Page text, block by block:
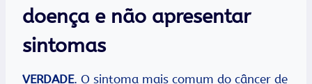
doença e não apresentar
sintomas
VERDADE. O sintoma mais comum do câncer de